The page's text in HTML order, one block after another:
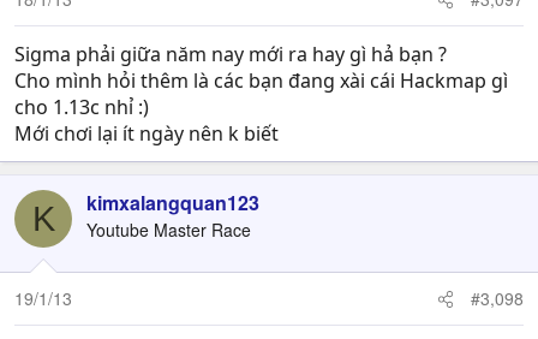
Sigma phải giữa năm nay mới ra hay gì hả bạn ?
Cho mình hỏi thêm là các bạn đang xài cái Hackmap gì
cho 1.13c nhỉ :)
Mới chơi lại ít ngày nên k biết
K kimxalangquan123
Youtube Master Race
19/1/13 #3,098